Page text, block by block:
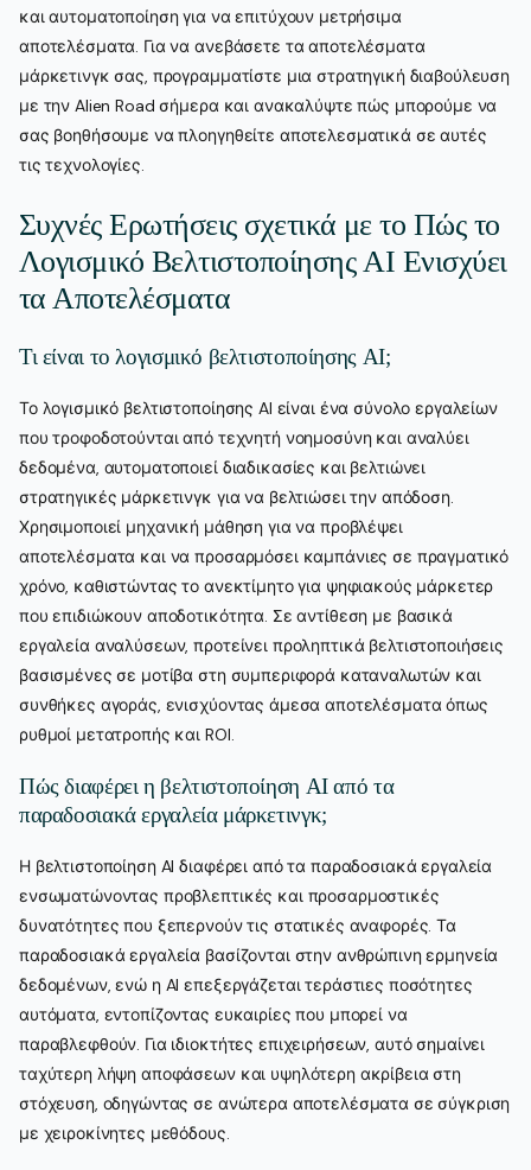
και αυτοματοποίηση για να επιτύχουν μετρήσιμα
αποτελέσματα. Για να ανεβάσετε τα αποτελέσματα
μάρκετινγκ σας, προγραμματίστε μια στρατηγική διαβούλευση
με την Alien Road σήμερα και ανακαλύψτε πώς μπορούμε να
σας βοηθήσουμε να πλοηγηθείτε αποτελεσματικά σε αυτές
τις τεχνολογίες.
Συχνές Ερωτήσεις σχετικά με το Πώς το
Λογισμικό Βελτιστοποίησης AI Ενισχύει
τα Αποτελέσματα
Τι είναι το λογισμικό βελτιστοποίησης AI;
Το λογισμικό βελτιστοποίησης AI είναι ένα σύνολο εργαλείων
που τροφοδοτούνται από τεχνητή νοημοσύνη και αναλύει
δεδομένα, αυτοματοποιεί διαδικασίες και βελτιώνει
στρατηγικές μάρκετινγκ για να βελτιώσει την απόδοση.
Χρησιμοποιεί μηχανική μάθηση για να προβλέψει
αποτελέσματα και να προσαρμόσει καμπάνιες σε πραγματικό
χρόνο, καθιστώντας το ανεκτίμητο για ψηφιακούς μάρκετερ
που επιδιώκουν αποδοτικότητα. Σε αντίθεση με βασικά
εργαλεία αναλύσεων, προτείνει προληπτικά βελτιστοποιήσεις
βασισμένες σε μοτίβα στη συμπεριφορά καταναλωτών και
συνθήκες αγοράς, ενισχύοντας άμεσα αποτελέσματα όπως
ρυθμοί μετατροπής και ROI.
Πώς διαφέρει η βελτιστοποίηση AI από τα
παραδοσιακά εργαλεία μάρκετινγκ;
Η βελτιστοποίηση AI διαφέρει από τα παραδοσιακά εργαλεία
ενσωματώνοντας προβλεπτικές και προσαρμοστικές
δυνατότητες που ξεπερνούν τις στατικές αναφορές. Τα
παραδοσιακά εργαλεία βασίζονται στην ανθρώπινη ερμηνεία
δεδομένων, ενώ η AI επεξεργάζεται τεράστιες ποσότητες
αυτόματα, εντοπίζοντας ευκαιρίες που μπορεί να
παραβλεφθούν. Για ιδιοκτήτες επιχειρήσεων, αυτό σημαίνει
ταχύτερη λήψη αποφάσεων και υψηλότερη ακρίβεια στη
στόχευση, οδηγώντας σε ανώτερα αποτελέσματα σε σύγκριση
με χειροκίνητες μεθόδους.